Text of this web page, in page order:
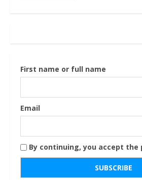
First name or full name
Email
By continuing, you accept the